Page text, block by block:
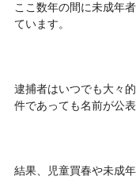
ここ数年の間に未成年
ています。
逮捕者はいつでも大々
件であっても名前が公
結果、児童買春や未成